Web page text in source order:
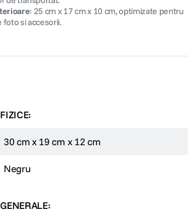
: 25 cm x 17 cm x 10 cm, optimizate pentru
si accesorii.
30 cm x 19 cm x 12 cm
Negru